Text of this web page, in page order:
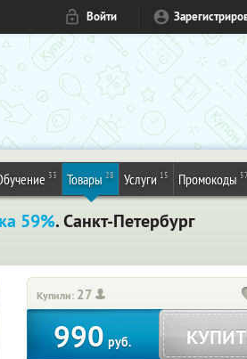
Войти
33 Товары 28 Услуги 15 Промокоды 57
59%. Санкт-Петербург
Купили: 27
990 руб.